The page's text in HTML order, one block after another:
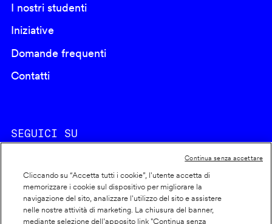
I nostri studenti
Iniziative
Domande frequenti
Contatti
SEGUICI SU
Cookie policy
Cliccando su “Accetta tutti i cookie”, l'utente accetta di
memorizzare i cookie sul dispositivo per migliorare la
navigazione del sito, analizzare l'utilizzo del sito e assistere
nelle nostre attività di marketing. La chiusura del banner,
mediante selezione dell’apposito link "Continua senza
Continua senza accettare